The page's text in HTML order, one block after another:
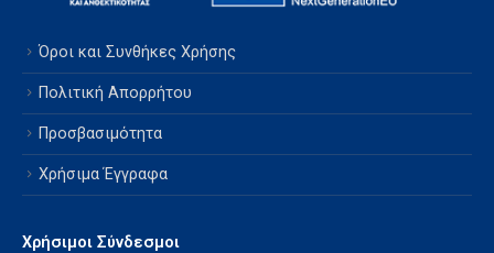
Όροι και Συνθήκες Χρήσης
Πολιτική Απορρήτου
Προσβασιμότητα
Χρήσιμα Έγγραφα
Χρήσιμοι Σύνδεσμοι